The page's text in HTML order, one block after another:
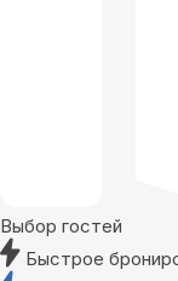
Выбор гостей
Быстрое